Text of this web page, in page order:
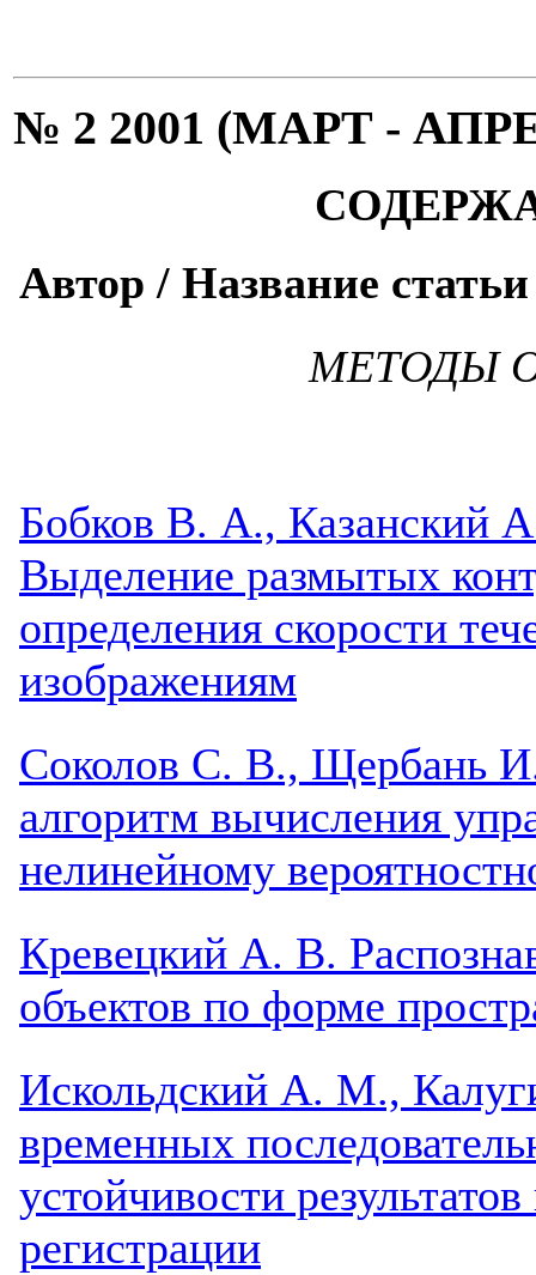
№ 2 2001 (МАРТ -
Автор / Название статьи
МЕТОДЫ
Бобков В. А., Казанский
Выделение размытых
определения скорости
изображениям
Соколов С. В., Щербань
алгоритм вычисления
нелинейному
Кревецкий А. В.
объектов по форме
Искольдский А. М.,
временных
устойчивости
регистрации